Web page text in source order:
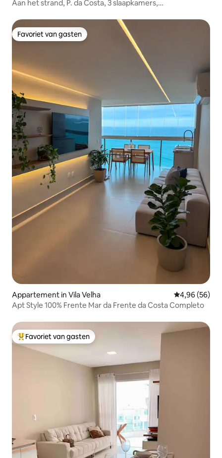
Aan het strand, P. da Costa, 3 slaapkamers,
Favoriet van gasten
Favoriet van gasten
Appartement in Vila Velha Gemiddelde
4,96 (56)
Apt Style 100% Frente Mar da Frente da Costa Completo
Topfavoriet van gasten
Favoriet van gasten